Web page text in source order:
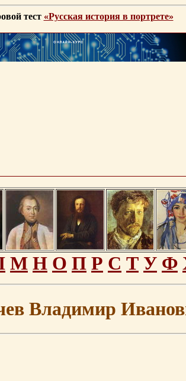
тест «Русская история в портрете»
М Н О П Р С Т У Ф
Владимир